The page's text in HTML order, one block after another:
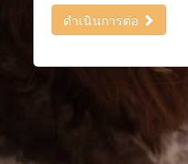
ดำเนินการต่อ